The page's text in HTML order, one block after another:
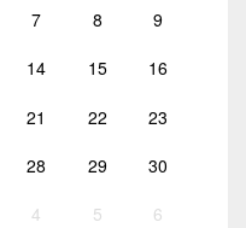
7 8 9
14 15 16
21 22 23
28 29 30
4 5 6